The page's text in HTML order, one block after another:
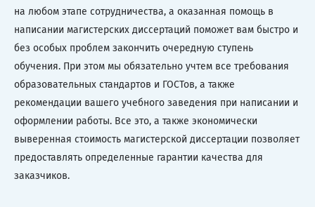
на любом этапе сотрудничества, а оказанная помощь в
написании магистерских диссертаций поможет вам быстро и
без особых проблем закончить очередную ступень
обучения. При этом мы обязательно учтем все требования
образовательных стандартов и ГОСТов, а также
рекомендации вашего учебного заведения при написании и
оформлении работы. Все это, а также экономически
выверенная стоимость магистерской диссертации позволяет
предоставлять определенные гарантии качества для
заказчиков.